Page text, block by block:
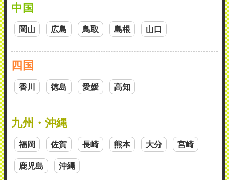
中国
岡山 広島 鳥取 島根 山口
四国
香川 徳島 愛媛 高知
九州・沖縄
福岡 佐賀 長崎 熊本 大分 宮崎
鹿児島 沖縄